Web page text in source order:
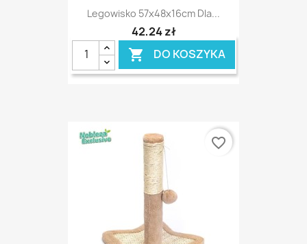
Legowisko 57x48x16cm Dla...
42,24 zł
 DO KOSZYKA
favorite_border